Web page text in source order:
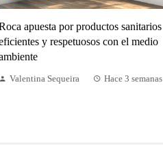
apuesta por productos sanitarios
y respetuosos con el medio
Valentina Sequeira Hace 3 semanas